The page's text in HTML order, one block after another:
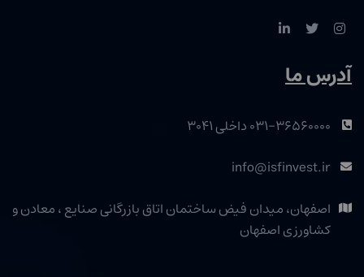
آدرس ما
۰۳۱-۳۶۵۶۰۰۰۰ داخلی ۳۰۴۱
info@isfinvest.ir
اصفهان، میدان فیض ساختمان اتاق بازرگانی صنایع ، معادن و
کشاورزی اصفهان